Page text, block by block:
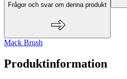
Frågor och svar om denna produkt
Mack Brush
Produktinformation